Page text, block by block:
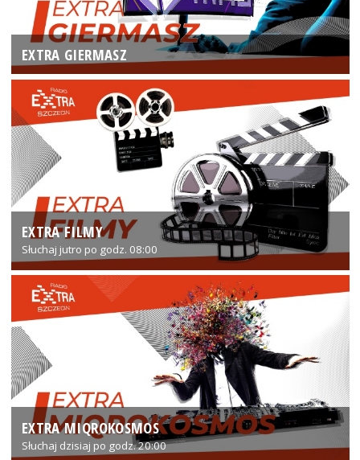
EXTRA GIERMASZ
EXTRA FILMY
Słuchaj jutro po godz. 08:00
EXTRA MIQROKOSMOS
Słuchaj dzisiaj po godz. 20:00